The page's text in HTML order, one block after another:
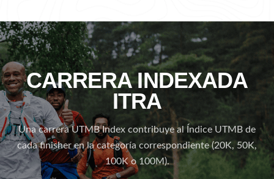
CARRERA INDEXADA
ITRA
Una carrera UTMB Index contribuye al Índice UTMB de
cada finisher en la categoría correspondiente (20K, 50K,
100K o 100M).